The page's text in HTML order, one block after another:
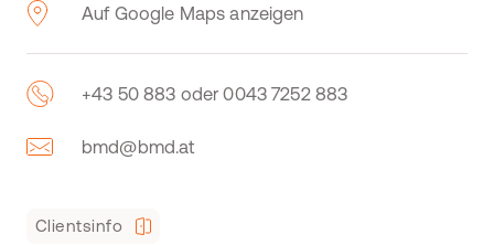
Auf Google Maps anzeigen
+43 50 883 oder 0043 7252 883
bmd@bmd.at
Clientsinfo